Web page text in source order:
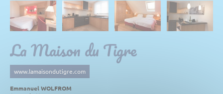
La Maison du Tigre
www.lamaisondutigre.com
Emmanuel WOLFROM